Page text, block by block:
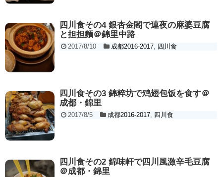
四川食その4 銀杏金閣で連夜の麻婆豆腐
と担担麵＠錦里中路
2017/8/10 成都2016-2017, 四川食
四川食その3 錦粹坊で鸡翅包饭を食す＠
成都・錦里
2017/8/5 成都2016-2017, 四川食
四川食その2 錦味軒で四川風激辛毛豆腐
＠成都・錦里